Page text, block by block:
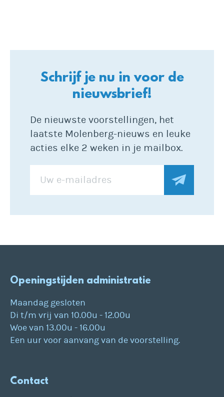
Schrijf je nu in voor de
nieuwsbrief!
De nieuwste voorstellingen, het
laatste Molenberg-nieuws en leuke
acties elke 2 weken in je mailbox.
Openingstijden administratie
Maandag gesloten
Di t/m vrij van 10.00u - 12.00u
Woe van 13.00u - 16.00u
Een uur voor aanvang van de voorstelling.
Contact